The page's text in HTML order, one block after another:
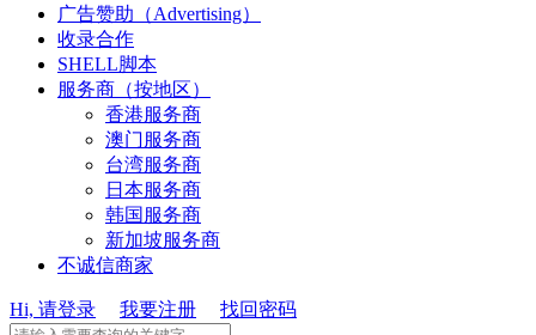
广告赞助（Advertising）
收录合作
SHELL脚本
服务商（按地区）
香港服务商
澳门服务商
台湾服务商
日本服务商
韩国服务商
新加坡服务商
不诚信商家
Hi, 请登录 我要注册 找回密码